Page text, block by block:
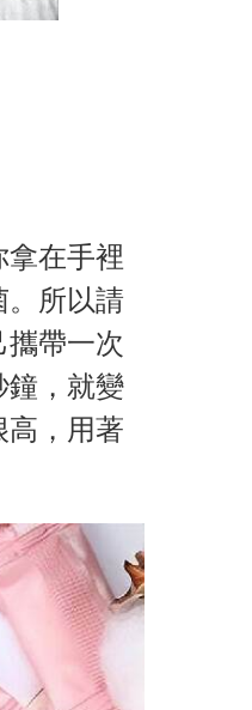
拿在手裡
。所以請
帶一次
鐘，就變
高，用著